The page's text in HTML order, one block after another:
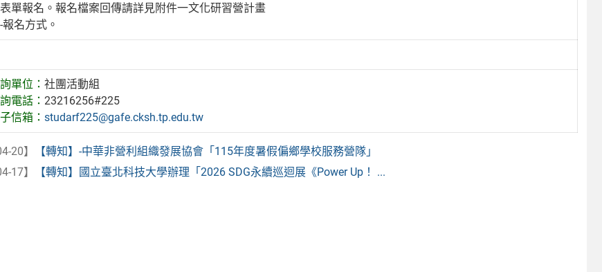
單報名。報名檔案回傳請詳見附件一文化研習營計畫
報名方式。
單位：社團活動組
電話：23216256#225
信箱：studarf225@gafe.cksh.tp.edu.tw
20】
【轉知】-中華非營利組織發展協會「115年度暑假偏鄉學校服務營隊」
17】
【轉知】國立臺北科技大學辦理「2026 SDG永續巡迴展《Power Up！ ...